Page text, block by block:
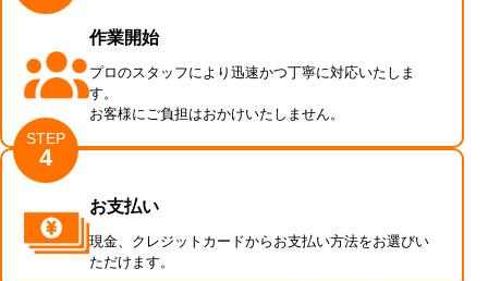
作業開始
プロのスタッフにより迅速かつ丁寧に対応いたしま
す。
お客様にご負担はおかけいたしません。
STEP
4
お支払い
現金、クレジットカードからお支払い方法をお選びい
ただけます。